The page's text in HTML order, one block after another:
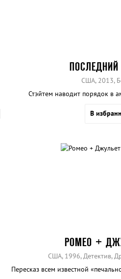
США, 2013,
Стэйтем наводит порядок в
В
РОМЕО +
США, 1996, Детектив,
Пересказ всем известной